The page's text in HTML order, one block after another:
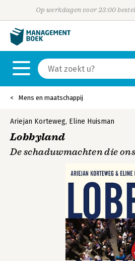
Op werkdagen voor 23:00
Mens en maatschappij
Ariejan Korteweg, Eline Huisman
Lobbyland
De schaduwmachten die